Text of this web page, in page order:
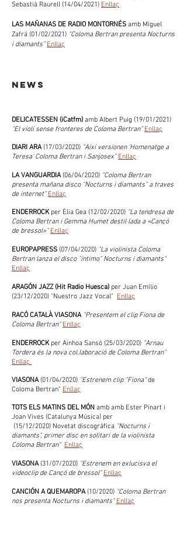
Sebastià Raurell (14/04/2021) Enllaç
LAS MAÑANAS DE RADIO MONTORNÉS amb Miguel
Zafrá (01/02/2021) "Coloma Bertran presenta Nocturns
i diamants" Enllaç
news
DELICATESSEN (iCatfm) amb Albert Puig (19/01/2021)
"El violí sense fronteres de Coloma Bertran" Enllaç
DIARI ARA(17/03/2020) "Així versionen 'Homenatge a
Teresa' Coloma Bertran i Sanjosex" Enllaç
LA VANGUARDIA(06/04/2020) "Coloma Bertran
presenta mañana disco "Nocturns i diamants" a traves
de internet" Enllaç
ENDERROCKper Èlia Gea (12/02/2020) "La tendresa de
Coloma Bertran i Gemma Humet destil·lada a «Cançó
de bressol»" Enllaç
EUROPAPRESS (07/04/2020) "La violinista Coloma
Bertran lanza el disco "íntimo" Nocturns i diamants"
Enllaç
ARAGÓN JAZZ (Hit Radio Huesca) per Juan Emilio
(23/12/2020) "Nuestro Jazz Vocal" Enllaç
RACÓ CATALÀ VIASONA "Presentem el clip Fiona de
Coloma Bertran" Enllaç
ENDERROCKper Ainhoa Sansó (25/03/2020) "Arnau
Tordera és la nova col.laboració de Coloma Bertran"
Enllaç
VIASONA(01/04/2020) "Estrenem clip "Fiona"de
Coloma Bertran"​ Enllaç
TOTS ELS MATINS DEL MÓN amb amb Ester Pinart i
Joan Vives (Catalunya Música) per
(15/12/2020) Novetat discográfica "Nocturns i
diamants", primer disc en solitari de la violinista
Coloma Bertran" Enllaç
VIASONA(31/07/2020) "Estrenem en exlucisva el
videoclip de Cançó de bressol" Enllaç
CANCIÓN A QUEMAROPA(10/2020) "Coloma Bertran
nos presenta Nocturns i diamants" Enllaç